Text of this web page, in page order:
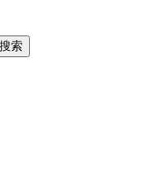
搜索